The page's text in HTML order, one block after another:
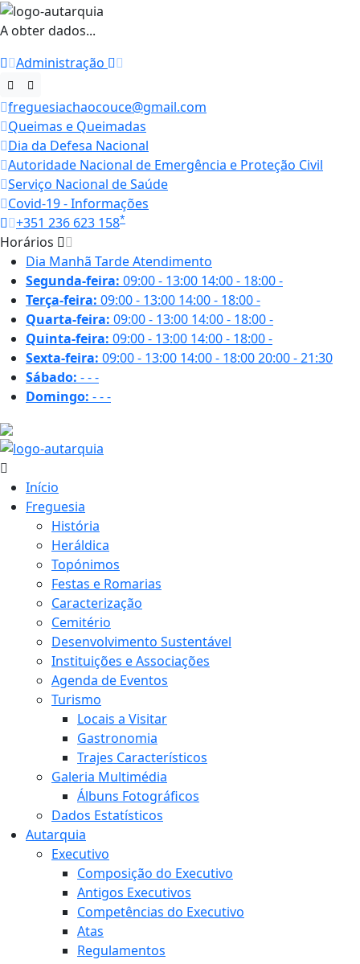
A obter dados...
Administração
freguesiachaocouce@gmail.com
Queimas e Queimadas
Dia da Defesa Nacional
Autoridade Nacional de Emergência e Proteção Civil
Serviço Nacional de Saúde
Covid-19 - Informações
+351 236 623 158*
Horários
Dia Manhã TardeAtendimento
Segunda-feira: 09:00 - 13:00 14:00 - 18:00-
Terça-feira: 09:00 - 13:00 14:00 - 18:00-
Quarta-feira: 09:00 - 13:00 14:00 - 18:00-
Quinta-feira: 09:00 - 13:00 14:00 - 18:00-
Sexta-feira: 09:00 - 13:00 14:00 - 18:0020:00 - 21:30
Sábado: ---
Domingo: ---
Início
Freguesia
História
Heráldica
Topónimos
Festas e Romarias
Caracterização
Cemitério
Desenvolvimento Sustentável
Instituições e Associações
Agenda de Eventos
Turismo
Locais a Visitar
Gastronomia
Trajes Característicos
Galeria Multimédia
Álbuns Fotográficos
Dados Estatísticos
Autarquia
Executivo
Composição do Executivo
Antigos Executivos
Competências do Executivo
Atas
Regulamentos